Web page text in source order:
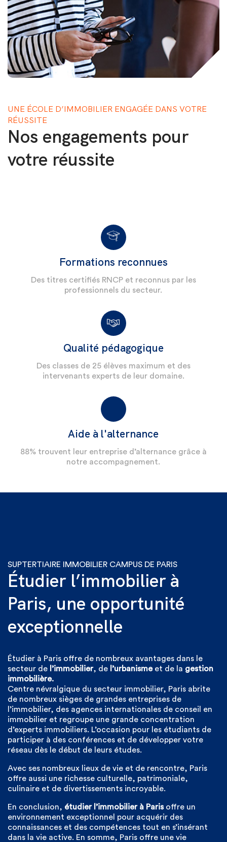
UNE ÉCOLE D’IMMOBILIER ENGAGÉE DANS VOTRE
RÉUSSITE
Nos engagements pour
votre réussite
Formations reconnues
Des titres certifiés RNCP et reconnus par les
professionnels du secteur.
Qualité pédagogique
Des classes de 25 élèves maximum et des
intervenants experts de leur domaine.
Aide à l'alternance
88% trouvent leur entreprise d’alternance grâce à
notre accompagnement.
SUPTERTIAIRE IMMOBILIER CAMPUS DE PARIS
Étudier l’immobilier à
Paris, une opportunité
exceptionnelle
Étudier à Paris offre de nombreux avantages dans le
secteur de l’immobilier, de l’urbanismeet de la gestion
immobilière.
Centre névralgique du secteur immobilier, Paris abrite
de nombreux sièges de grandes entreprises de
l’immobilier, des agences internationales de conseil en
immobilier et regroupe une grande concentration
d’experts immobiliers. L’occasion pour les étudiants de
participer à des conférences et de développer votre
réseau dès le début de leurs études.
Avec ses nombreux lieux de vie et de rencontre, Paris
offre aussi une richesse culturelle, patrimoniale,
culinaire et de divertissements incroyable.
En conclusion, étudier l’immobilier à Parisoffre un
environnement exceptionnel pour acquérir des
connaissances et des compétences tout en s’insérant
dans la vie active. En somme, Paris offre une vie